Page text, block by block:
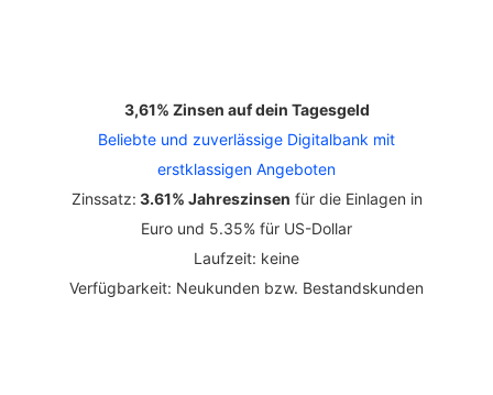
3,61% Zinsen auf dein Tagesgeld
Beliebte und zuverlässige Digitalbank mit
erstklassigen Angeboten
Zinssatz: 3.61% Jahreszinsen für die Einlagen in
Euro und 5.35% für US-Dollar
Laufzeit: keine
Verfügbarkeit: Neukunden bzw. Bestandskunden